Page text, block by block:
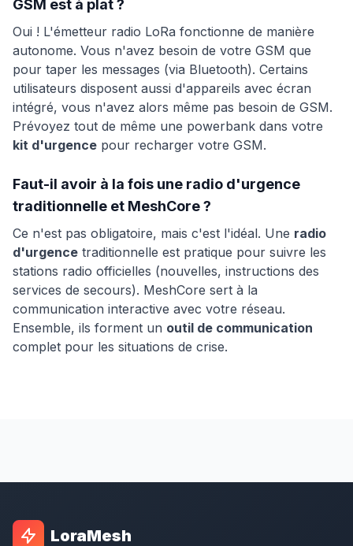
GSM est à plat ?
Oui ! L'émetteur radio LoRa fonctionne de manière
autonome. Vous n'avez besoin de votre GSM que
pour taper les messages (via Bluetooth). Certains
utilisateurs disposent aussi d'appareils avec écran
intégré, vous n'avez alors même pas besoin de GSM.
Prévoyez tout de même une powerbank dans votre
kit d'urgence pour recharger votre GSM.
Faut-il avoir à la fois une radio d'urgence
traditionnelle et MeshCore ?
Ce n'est pas obligatoire, mais c'est l'idéal. Une radio
d'urgence traditionnelle est pratique pour suivre les
stations radio officielles (nouvelles, instructions des
services de secours). MeshCore sert à la
communication interactive avec votre réseau.
Ensemble, ils forment un outil de communication
complet pour les situations de crise.
LoraMesh